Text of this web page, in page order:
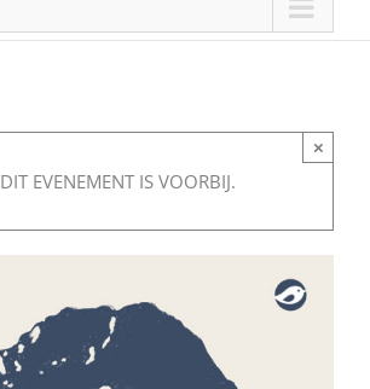
DIT EVENEMENT IS VOORBIJ.
×